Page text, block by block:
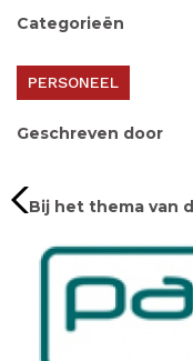
Categorieën
PERSONEEL
Geschreven door
Bij het thema van